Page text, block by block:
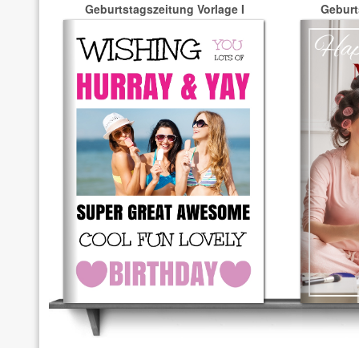
Geburtstagszeitung Vorlage I